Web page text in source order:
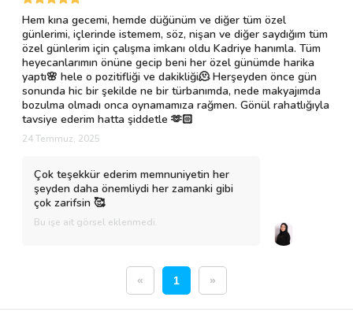
Hem kına gecemi, hemde düğünüm ve diğer tüm özel
günlerimi, içlerinde istemem, söz, nişan ve diğer saydığım tüm
özel günlerim için çalışma imkanı oldu Kadriye hanımla. Tüm
heyecanlarımın önüne gecip beni her özel günümde harika
yaptı🌸 hele o pozitifliği ve dakikliği🫠 Herşeyden önce gün
sonunda hic bir şekilde ne bir türbanımda, nede makyajımda
bozulma olmadı onca oynamamıza rağmen. Gönül rahatlığıyla
tavsiye ederim hatta şiddetle 🫶🏻
24 Temmuz, 2025
Çok teşekkür ederim memnuniyetin her
şeyden daha önemliydi her zamanki gibi
çok zarifsin 🥰
Bu işe ait görsel eklenmedi.
« 1 »